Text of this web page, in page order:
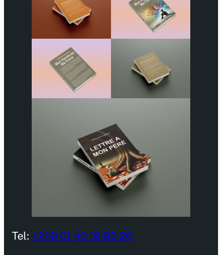
Tel: +229 01 40 19 93 26